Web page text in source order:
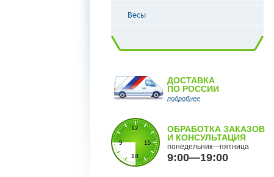
Весы
ДОСТАВКА
ПО РОССИИ
подробнее
ОБРАБОТКА ЗАКАЗОВ
И КОНСУЛЬТАЦИЯ
понедельник—пятница
9:00—19:00